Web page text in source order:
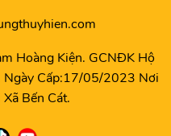
Hoàng Kiện. GCNĐK Hộ
Cấp:17/05/2023 Nơi
Bến Cát.